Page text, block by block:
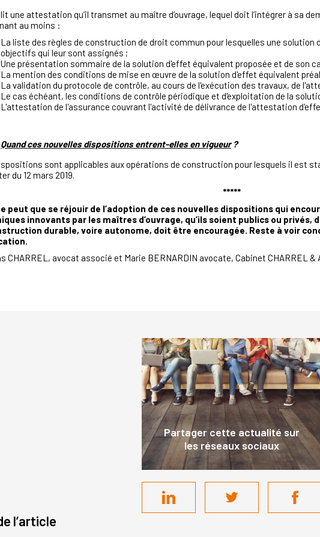
une attestation qu’il transmet au maître d’ouvrage, lequel doit l’intégrer à sa
au moins :
La liste des règles de construction de droit commun pour lesquelles une solution
objectifs qui leur sont assignés ;
Une présentation sommaire de la solution d'effet équivalent proposée et de son
La mention des conditions de mise en œuvre de la solution d'effet équivalent
La validation du protocole de contrôle, au cours de l'exécution des travaux, de
Le cas échéant, les conditions de contrôle périodique et d'exploitation de la
L'attestation de l'assurance couvrant l'activité de délivrance de l'attestation
Quand ces nouvelles dispositions entrent-elles en vigueur?
sont applicables aux opérations de construction pour lesquels il est
du 12 mars 2019.
*****
peut que se réjouir de l’adoption de ces nouvelles dispositions qui
innovants par les maîtres d’ouvrage, qu’ils soient publics ou
durable, voire autonome, doit être encouragée. Reste à voir
CHARREL, avocat associé et Marie BERNARDIN avocate, Cabinet CHARREL
Partager cette actualité sur
les réseaux sociaux
l’article